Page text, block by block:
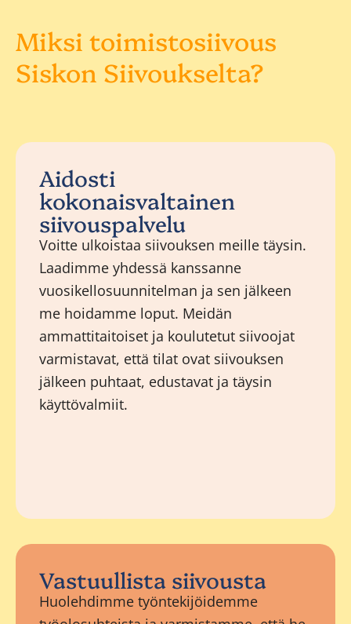
Miksi toimistosiivous
Siskon Siivoukselta?
Aidosti
kokonaisvaltainen
siivouspalvelu
Voitte ulkoistaa siivouksen meille täysin.
Laadimme yhdessä kanssanne
vuosikellosuunnitelman ja sen jälkeen
me hoidamme loput. Meidän
ammattitaitoiset ja koulutetut siivoojat
varmistavat, että tilat ovat siivouksen
jälkeen puhtaat, edustavat ja täysin
käyttövalmiit.
Vastuullista siivousta
Huolehdimme työntekijöidemme